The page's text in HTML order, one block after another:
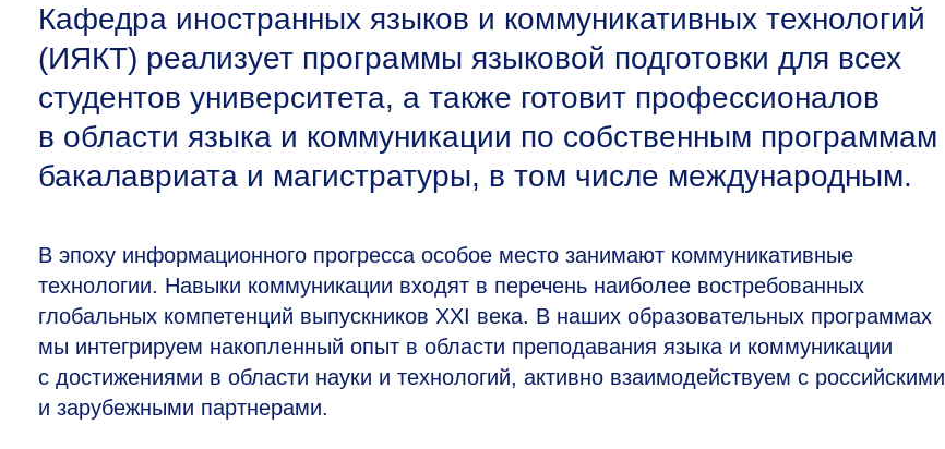
Кафедра иностранных языков и коммуникативных технологий
(ИЯКТ) реализует программы языковой подготовки для всех
студентов университета, а также готовит профессионалов
в области языка и коммуникации по собственным программам
бакалавриата и магистратуры, в том числе международным.
В эпоху информационного прогресса особое место занимают коммуникативные
технологии. Навыки коммуникации входят в перечень наиболее востребованных
глобальных компетенций выпускников XXI века. В наших образовательных программах
мы интегрируем накопленный опыт в области преподавания языка и коммуникации
с достижениями в области науки и технологий, активно взаимодействуем с российскими
и зарубежными партнерами.